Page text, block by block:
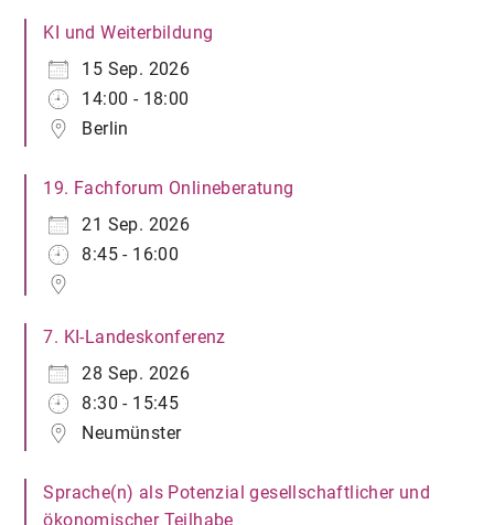
KI und Weiterbildung
15 Sep. 2026
14:00 - 18:00
Berlin
19. Fachforum Onlineberatung
21 Sep. 2026
8:45 - 16:00
7. KI-Landeskonferenz
28 Sep. 2026
8:30 - 15:45
Neumünster
Sprache(n) als Potenzial gesellschaftlicher und
ökonomischer Teilhabe